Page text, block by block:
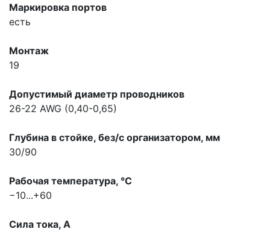
Маркировка портов
есть
Монтаж
19
Допустимый диаметр проводников
26-22 AWG (0,40-0,65)
Глубина в стойке, без/с организатором, мм
30/90
Рабочая температура, °С
−10...+60
Сила тока, A